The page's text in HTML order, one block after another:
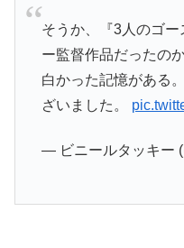
そうか、『3人のゴ
ー監督作品だったの
白かった記憶がある
ざいました。
— ビニールタッキー